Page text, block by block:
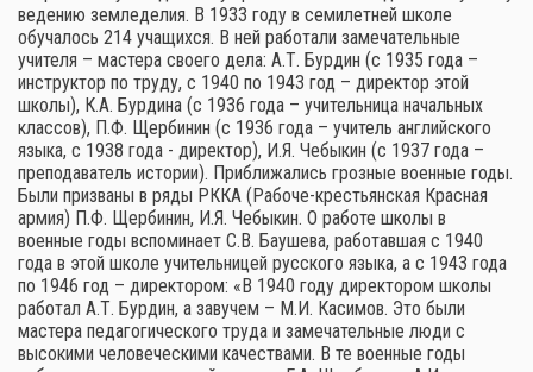
ведению земледелия. В 1933 году в семилетней школе
обучалось 214 учащихся. В ней работали замечательные
учителя – мастера своего дела: А.Т. Бурдин (с 1935 года –
инструктор по труду, с 1940 по 1943 год – директор этой
школы), К.А. Бурдина (с 1936 года – учительница начальных
классов), П.Ф. Щербинин (с 1936 года – учитель английского
языка, с 1938 года - директор), И.Я. Чебыкин (с 1937 года –
преподаватель истории). Приближались грозные военные годы.
Были призваны в ряды РККА (Рабоче-крестьянская Красная
армия) П.Ф. Щербинин, И.Я. Чебыкин. О работе школы в
военные годы вспоминает С.В. Баушева, работавшая с 1940
года в этой школе учительницей русского языка, а с 1943 года
по 1946 год – директором: «В 1940 году директором школы
работал А.Т. Бурдин, а завучем – М.И. Касимов. Это были
мастера педагогического труда и замечательные люди с
высокими человеческими качествами. В те военные годы